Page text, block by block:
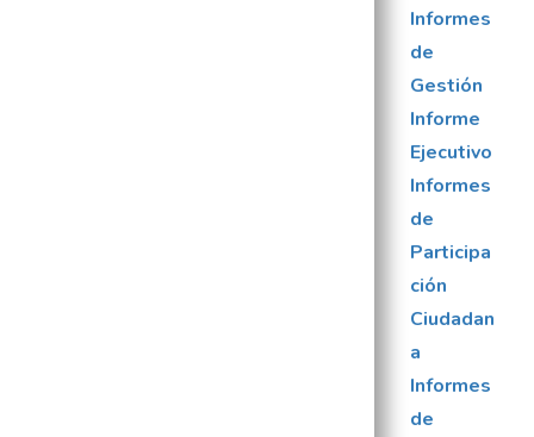
Informes
de
Gestión
Informe
Ejecutivo
Informes
de
Participa
ción
Ciudadan
a
Informes
de